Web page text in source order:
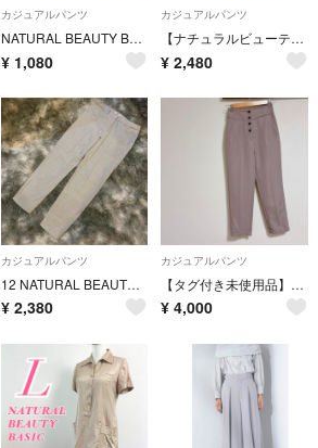
カジュアルパンツ
NATURAL BEAUTY BASIC 花柄 カジュアルパンツ S フラワー
¥ 1,080
カジュアルパンツ
【ナチュラルビューティーベーシック】ベルト付 ワイドパンツ ゆったり 季節感 M
¥ 2,480
カジュアルパンツ
12 NATURAL BEAUTY BASIC ナチュラルビューティーベーシック Sサイズ シンプル カジュアル パンツ
¥ 2,380
カジュアルパンツ
【タグ付き未使用品】natural beauty basic パンツ
¥ 4,000